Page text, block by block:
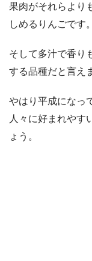
果肉がそれらより
しめるりんごです。
そして多汁で香り
する品種だと言え
やはり平成になっ
人々に好まれやす
ょう。